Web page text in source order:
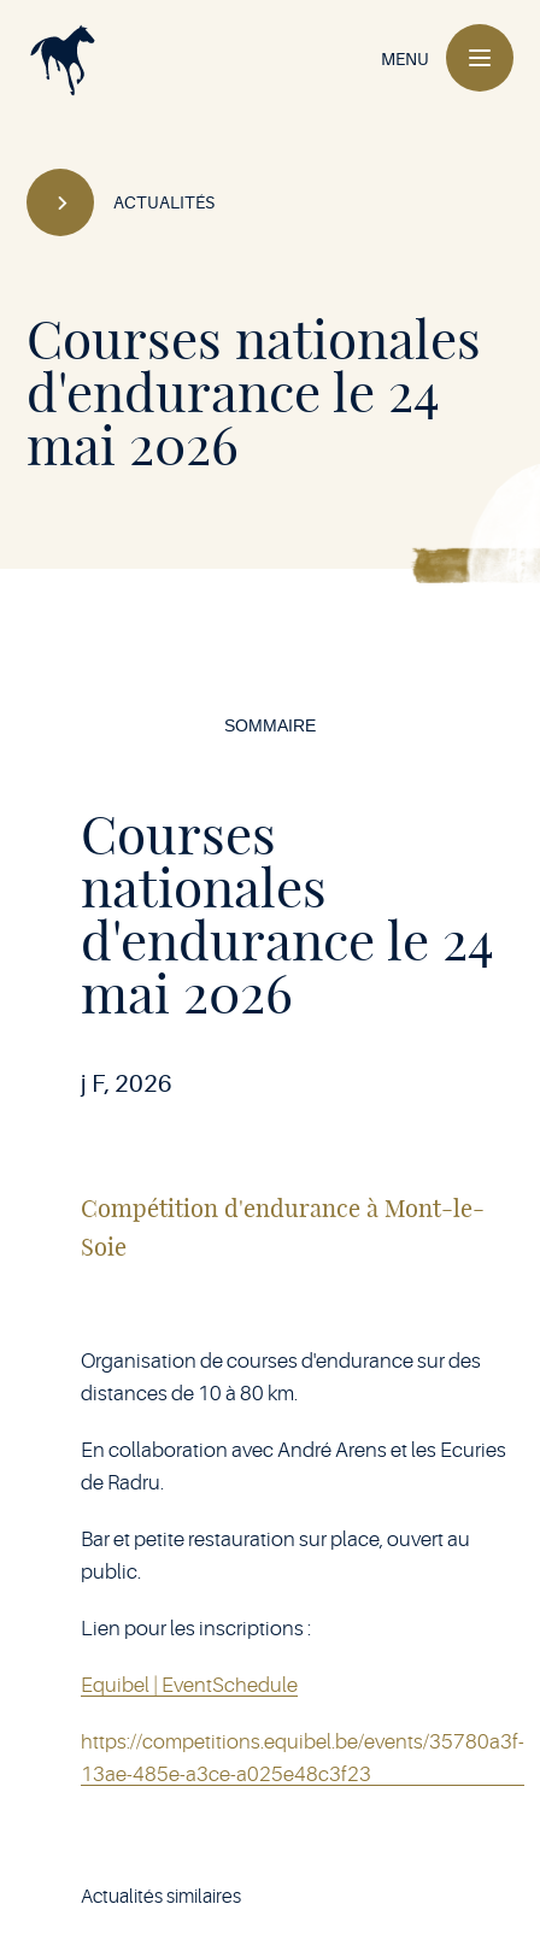
Mont-
le-
Soie
Courses nationales
d'endurance le 24
mai 2026
ACTUALITÉS
Navigation
principale
MENU
Courses
nationales
d'endurance le 24
mai 2026
j F, 2026
Compétition d'endurance à Mont-le-
Soie
Organisation de courses d'endurance sur des
distances de 10 à 80 km.
En collaboration avec André Arens et les Ecuries
de Radru.
Bar et petite restauration sur place, ouvert au
public.
Lien pour les inscriptions :
Equibel | EventSchedule
https://competitions.equibel.be/events/35780a3f-
13ae-485e-a3ce-a025e48c3f23
Actualités similaires
SOMMAIRE